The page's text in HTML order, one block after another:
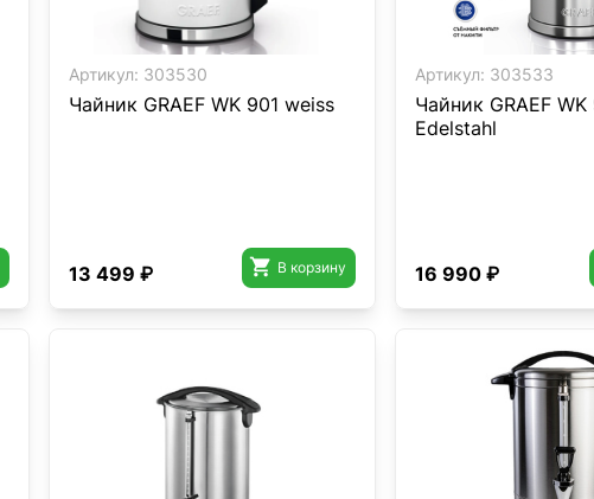
Артикул: 303530
Чайник GRAEF WK 901 weiss
13 499 ₽  В корзину
Артикул: 303533
Чайник GRAEF WK
Edelstahl
16 990 ₽